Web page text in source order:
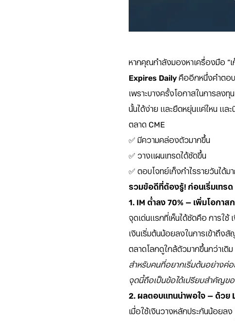
หากคุณกำลังมองหาเครื่องมือ “เ
Expires Dailyคืออีกหนึ่งคำตอบ
เพราะบางครั้งโอกาสในการลง
นั้นได้ง่าย และยืดหยุ่นแค่ไหน แล
ตลาด CME
✅ มีความคล่องตัวมากขึ้น
✅ วางแผนเทรดได้ชัดขึ้น
✅ ตอบโจทย์เก็งกำไรรายวันได้ม
รวมข้อดีที่ต้องรู้! ก่อนเริ่มเทรด
1. IM ต่ำลง 70% — เพิ่มโอกาสก
จุดเด่นแรกที่เห็นได้ชัดคือ การใช้
เงินเริ่มต้นน้อยลงในการเข้าถึง
ตลาดโลกดูใกล้ตัวมากขึ้นกว่าเดิม
สำหรับคนที่อยากเริ่มต้นอย่างค่
จุดนี้ถือเป็นข้อได้เปรียบสำคัญข
2. ผลตอบแทนน่าพอใจ — ด้วย
เมื่อใช้เงินวางหลักประกันน้อย